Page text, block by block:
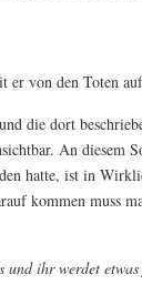
er von den Toten
die dort
An diesem
hatte, ist in
kommen muss
ihr werdet